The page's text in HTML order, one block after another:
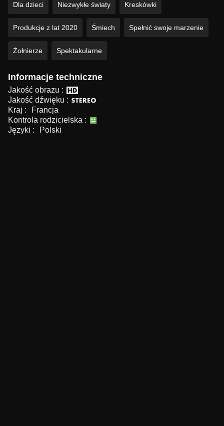
Dla dzieci Niezwykłe światy Kreskówki
Produkcje z lat 2020 Śmiech Spełnić swoje marzenie
Żołnierze Spektakularne
Informacje techniczne
Jakość obrazu :
Jakość dźwięku :
Kraj :
Francja
Kontrola rodzicielska :
Języki :
Polski